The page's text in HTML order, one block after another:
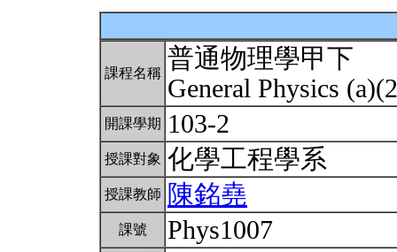
課程名稱 普通物理學甲下
General Physics
開課學期 103-2
授課對象 化學工程學系
授課教師 陳銘堯
課號 Phys1007